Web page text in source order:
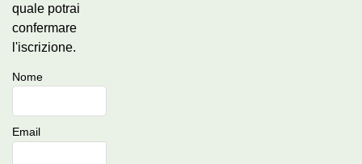
quale potrai
confermare
l'iscrizione.
Nome
Email